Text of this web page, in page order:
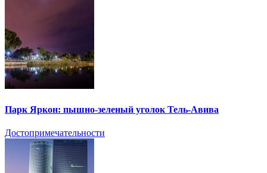
Парк Яркон: пышно-зеленый уголок Тель-Авива
Достопримечательности